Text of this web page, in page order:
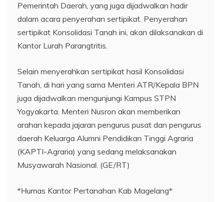
Pemerintah Daerah, yang juga dijadwalkan hadir
dalam acara penyerahan sertipikat. Penyerahan
sertipikat Konsolidasi Tanah ini, akan dilaksanakan di
Kantor Lurah Parangtritis.
Selain menyerahkan sertipikat hasil Konsolidasi
Tanah, di hari yang sama Menteri ATR/Kepala BPN
juga dijadwalkan mengunjungi Kampus STPN
Yogyakarta. Menteri Nusron akan memberikan
arahan kepada jajaran pengurus pusat dan pengurus
daerah Keluarga Alumni Pendidikan Tinggi Agraria
(KAPTI-Agraria) yang sedang melaksanakan
Musyawarah Nasional. (GE/RT)
*Humas Kantor Pertanahan Kab Magelang*